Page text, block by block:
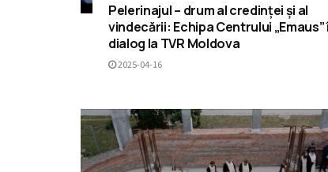
Pelerinajul – drum al credinței și al
vindecării: Echipa Centrului „Emaus”
dialog la TVR Moldova
2025-04-16